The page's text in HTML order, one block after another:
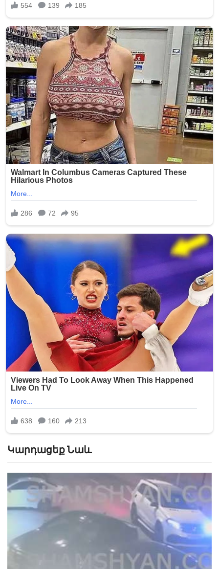
Կարդացեք Նաև
«Թուրքերը բացում են». Ինչ շշնջաց Միրզոյանը
Փաշինյանի ականջին ՏԵՍԱՆՅՈՒԹ